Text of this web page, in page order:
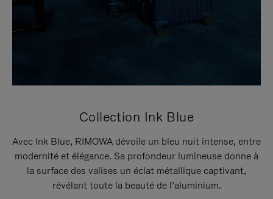
Collection Ink Blue
Avec Ink Blue, RIMOWA dévoile un bleu nuit intense, entre
modernité et élégance. Sa profondeur lumineuse donne à
la surface des valises un éclat métallique captivant,
révélant toute la beauté de l’aluminium.